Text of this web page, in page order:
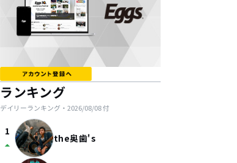
ランキング
デイリーランキング・ 2026/08/08付
1
arrow_drop_up the奥歯's